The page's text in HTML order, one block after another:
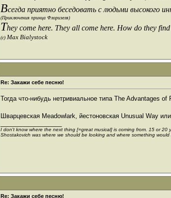
Всегда приятно беседовать с людьми высокого
(Приключения принца Флоризеля)
They come here. They all come here. How do they
(c) Max Bialystock
Re: Закажи себе песню!
Тогда что-нибудь нетривиальное типа The Advantages
Шварцевская Meadowlark, йестоновская Unusual Way
I don't know where the next thing [=great musical] is coming from. 15 or
Shostakovich was where we should be looking and where something
Re: Закажи себе песню!